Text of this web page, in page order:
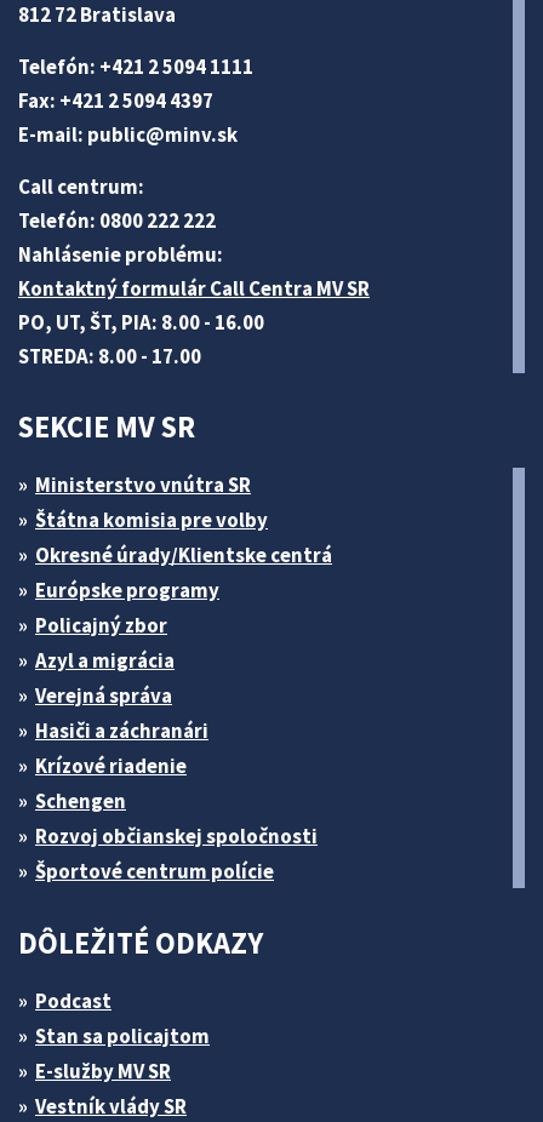
812 72 Bratislava
Telefón: +421 2 5094 1111
Fax: +421 2 5094 4397
E-mail: public@minv.sk
Call centrum:
Telefón: 0800 222 222
Nahlásenie problému:
Kontaktný formulár Call Centra MV SR
PO, UT, ŠT, PIA: 8.00 - 16.00
STREDA: 8.00 - 17.00
SEKCIE MV SR
Ministerstvo vnútra SR
Štátna komisia pre volby
Okresné úrady/Klientske centrá
Európske programy
Policajný zbor
Azyl a migrácia
Verejná správa
Hasiči a záchranári
Krízové riadenie
Schengen
Rozvoj občianskej spoločnosti
Športové centrum polície
DÔLEŽITÉ ODKAZY
Podcast
Stan sa policajtom
E-služby MV SR
Vestník vlády SR